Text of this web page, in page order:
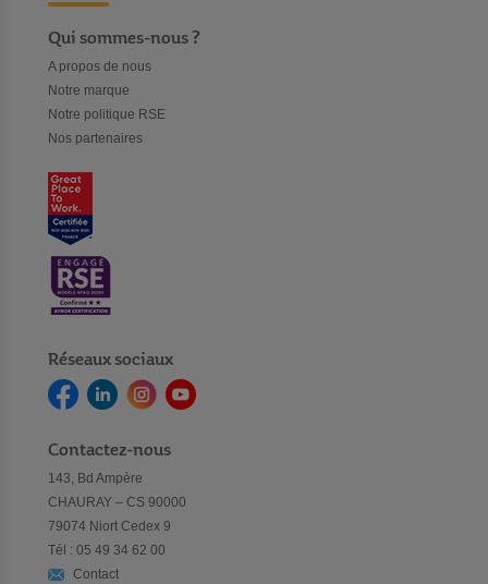
Qui sommes-nous ?
A propos de nous
Notre marque
Notre politique RSE
Nos partenaires
Réseaux sociaux
Contactez-nous
143, Bd Ampère
CHAURAY – CS 90000
79074 Niort Cedex 9
Tél : 05 49 34 62 00
Contact